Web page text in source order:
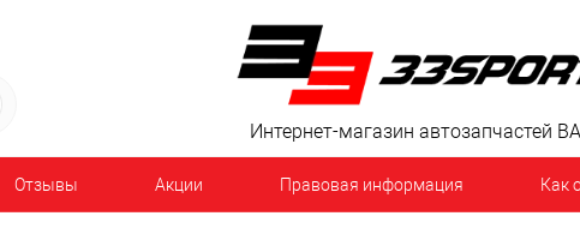
Интернет-магазин автозапчастей
Отзывы Акции Правовая информация Как